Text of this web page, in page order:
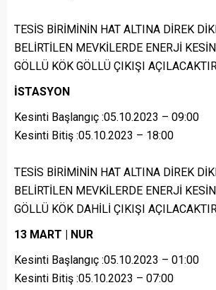
TESİS BİRİMİNİN HAT ALTINA DİREK
BELİRTİLEN MEVKİLERDE ENERJİ
GÖLLÜ KÖK GÖLLÜ ÇIKIŞI
İSTASYON
Kesinti Başlangıç :05.10.2023 – 09:00
Kesinti Bitiş :05.10.2023 – 18:00
TESİS BİRİMİNİN HAT ALTINA DİREK
BELİRTİLEN MEVKİLERDE ENERJİ
GÖLLÜ KÖK DAHİLİ ÇIKIŞI
13 MART | NUR
Kesinti Başlangıç :05.10.2023 – 01:00
Kesinti Bitiş :05.10.2023 – 07:00